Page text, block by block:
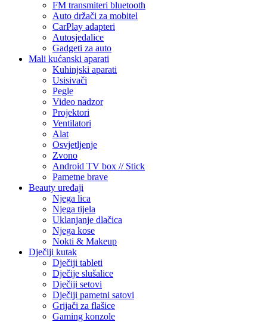
FM transmiteri bluetooth
Auto držači za mobitel
CarPlay adapteri
Autosjedalice
Gadgeti za auto
Mali kućanski aparati
Kuhinjski aparati
Usisivači
Pegle
Video nadzor
Projektori
Ventilatori
Alat
Osvjetljenje
Zvono
Android TV box // Stick
Pametne brave
Beauty uređaji
Njega lica
Njega tijela
Uklanjanje dlačica
Njega kose
Nokti & Makeup
Dječiji kutak
Dječiji tableti
Dječije slušalice
Dječiji setovi
Dječiji pametni satovi
Grijači za flašice
Gaming konzole